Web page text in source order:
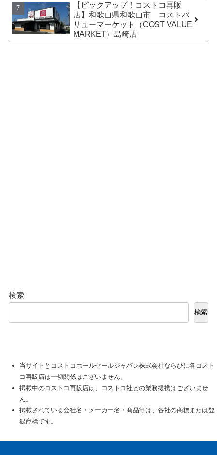
【ピックアップ！コストコ再販
店】和歌山県和歌山市 コストバ
リューマーケット（COST VALUE
MARKET）島崎店
検索
検索
当サイトとコストコホールセールジャパン株式会社ならびに各コスト
コ再販店は一切関係はございません。
掲載中のコストコ再販店は、コストコ社との業務提携はございませ
ん。
掲載されている会社名・メーカー名・商品等は、各社の商標または登
録商標です。